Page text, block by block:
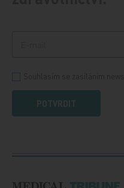
POTVRDIT